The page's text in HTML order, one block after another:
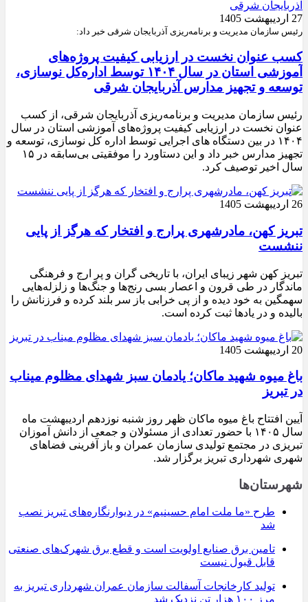
27 اردیبهشت 1405
رئیس سازمان مدیریت و برنامه‌ریزی آذربایجان شرقی خبر داد:
کسب عنوان نخست در ارزیابی کیفیت پروژه‌های
آموزشی استان در سال ۱۴۰۴ توسط اداره‌کل نوسازی،
توسعه و تجهیز مدارس آذربایجان شرقی
رئیس سازمان مدیریت و برنامه‌ریزی آذربایجان شرقی، از کسب
عنوان نخست در ارزیابی کیفیت پروژه‌های آموزشی استان در سال
۱۴۰۴ در بین دستگاه های اجرایی توسط اداره کل نوسازی، توسعه و
تجهیز مدارس خبر داد و این دستاورد را موفقیتی بی‌سابقه در ۱۵
سال اخیر توصیف کرد.
26 اردیبهشت 1405
تبریز کهن، مادرشهری پرارج و افتخار که هرگز از پایی
ننشست
تبریز کهن شهر زیبای ایران، با تاریخی گران و پر ارج و فرهنگی
ماندگار در طی قرون و اعصار بسی رنج‌ها و جنگ‌ها و زلزله‌هایی
سهمگین به خود دیده و از پی خرابی باز سر بلند کرده و فرزنانش را
بالیده و در یادها ثبت کرده است.
20 اردیبهشت 1405
باغ میوه شهید ماکان؛ یادمان سبز شهدای مظلوم میناب
در تبریز
آیین افتتاح باغ میوه ماکان ظهر روز شنبه نوزدهم اردیبهشت ماه
سال ۱۴۰۵ با حضور تعدادی از مسئولان و جمعی از دانش آموزان
تبریزی در مجتمع تولیدی سازمان عمران و باز آفرینی فضاهای
شهری شهرداری تبریز برگزار شد.
شهرستان‌ها
طرح «ما ملت امام حسینیم» در دیوارنگاره‌های تبریز نصب
شد
تامین برق صنایع اولویت است و قطع برق شهرک‌های صنعتی
قابل قبول نیست
تولید کارخانجات آسفالت سازمان عمران شهرداری تبریز به
مرز ۱۰۰ هزار تن نزدیک شد